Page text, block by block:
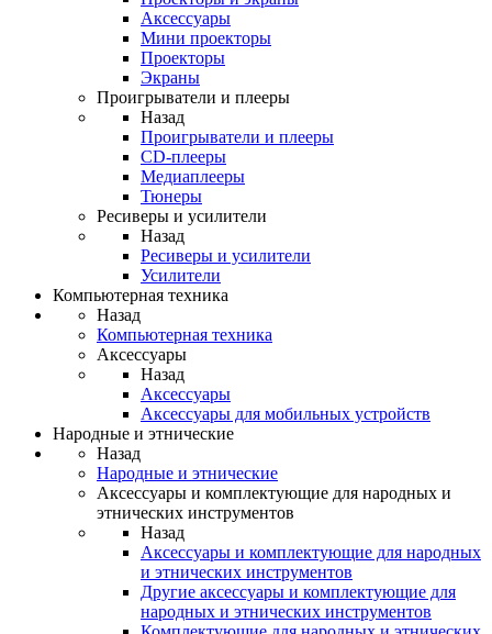
Аксессуары
Мини проекторы
Проекторы
Экраны
Проигрыватели и плееры
Назад
Проигрыватели и плееры
CD-плееры
Медиаплееры
Тюнеры
Ресиверы и усилители
Назад
Ресиверы и усилители
Усилители
Компьютерная техника
Назад
Компьютерная техника
Аксессуары
Назад
Аксессуары
Аксессуары для мобильных устройств
Народные и этнические
Назад
Народные и этнические
Аксессуары и комплектующие для народных и
этнических инструментов
Назад
Аксессуары и комплектующие для народных
и этнических инструментов
Другие аксессуары и комплектующие для
народных и этнических инструментов